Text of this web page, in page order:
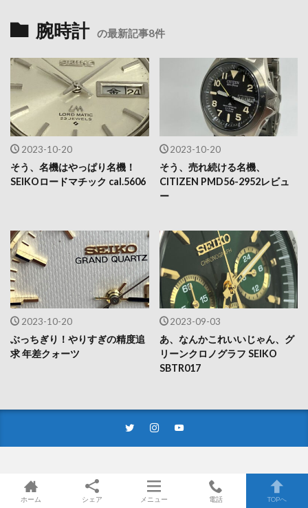
腕時計 の最新記事8件
2023-10-20
そう、名機はやっぱり名機！
SEIKOロードマチック cal.5606
2023-10-20
そう、売れ続ける名機、
CITIZEN PMD56-2952レビュ
ー
2023-10-20
ぶっちぎり！やりすぎの精度追
求 年差クォーツ
2023-09-03
あ、なんかこれいいじゃん、グ
リーンクロノグラフ SEIKO
SBTR017
プライバシーポリシー
ホーム シェア メニュー 電話 TOPへ